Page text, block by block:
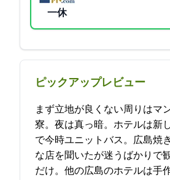
一休
ピックアップレビュー
まず立地が良くない周りはマ
寮。夜は真っ暗。ホテルは新
で今時ユニットバス。広島焼
な店を聞いたが迷うばかりで
だけ。他の広島のホテルは手